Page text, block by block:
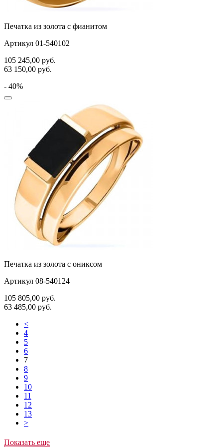
Печатка из золота с фианитом
Артикул 01-540102
105 245,00 руб.
63 150,00 руб.
- 40%
Печатка из золота с ониксом
Артикул 08-540124
105 805,00 руб.
63 485,00 руб.
<
4
5
6
7
8
9
10
11
12
13
>
Показать еще